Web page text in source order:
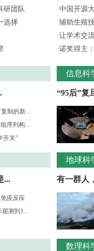
研团队
选择
制的新...
序列构...
开关”
...
疫反应
测到1...
·中国开源
·辅助生殖
·让学术交
·诺奖得主
信息科
“95后”复
地球科
有一群人
数理科